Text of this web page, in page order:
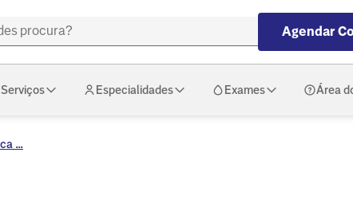
Agendar
Serviços Especialidades Exames Área
...